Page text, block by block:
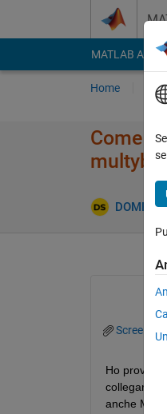
MATLAB
Home
Come
Ho provato
collegarlo a
anche